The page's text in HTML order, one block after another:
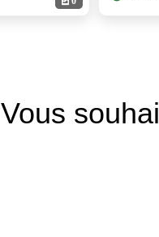
Vous